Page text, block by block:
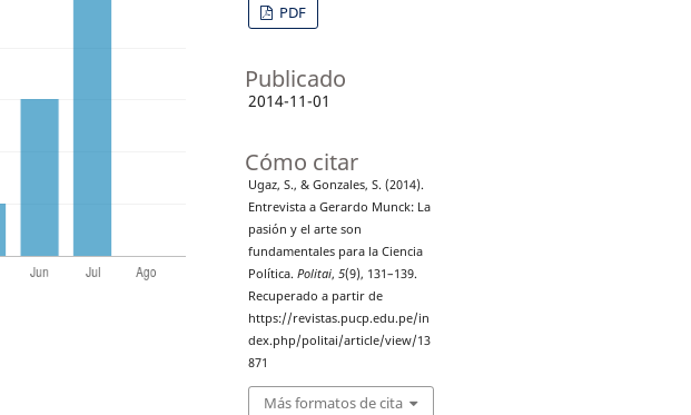
PDF
Publicado
2014-11-01
Cómo citar
Ugaz, S., & Gonzales, S. (2014).
Entrevista a Gerardo Munck: La
pasión y el arte son
fundamentales para la Ciencia
Política. Politai, 5(9), 131–139.
Recuperado a partir de
https://revistas.pucp.edu.pe/in
dex.php/politai/article/view/13
871
Más formatos de cita